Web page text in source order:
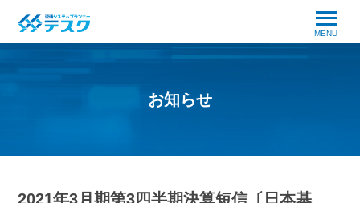
MENU
お知らせ
2021年3月期第3四半期決算短信〔日本基